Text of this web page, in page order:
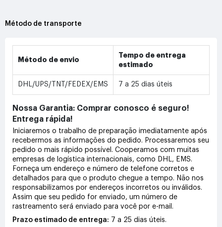
Método de transporte
Método de envio
Tempo de entrega
estimado
DHL/UPS/TNT/FEDEX/EMS 7 a 25 dias úteis
Nossa Garantia: Comprar conosco é seguro!
Entrega rápida!
Iniciaremos o trabalho de preparação imediatamente após
recebermos as informações do pedido. Processaremos seu
pedido o mais rápido possível. Cooperamos com muitas
empresas de logística internacionais, como DHL, EMS.
Forneça um endereço e número de telefone corretos e
detalhados para que o produto chegue a tempo. Não nos
responsabilizamos por endereços incorretos ou inválidos.
Assim que seu pedido for enviado, um número de
rastreamento será enviado para você por e-mail.
Prazo estimado de entrega: 7 a 25 dias úteis.